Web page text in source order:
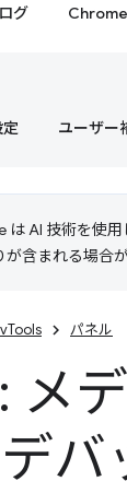
グ
定 ユーザー
は AI 技術を使
含まれる場合が
パネル
メ
バ